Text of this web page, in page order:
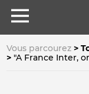
Vous parcourez
"A France Inter,